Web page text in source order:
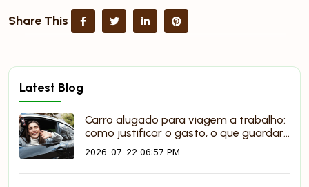
Share This
Latest Blog
Carro alugado para viagem a trabalho:
como justificar o gasto, o que guardar
e por que é mais prático que app
2026-07-22 06:57 PM